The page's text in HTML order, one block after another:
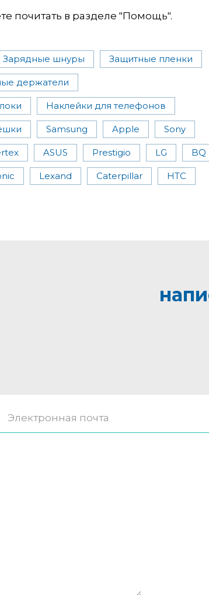
почитать в разделе "Помощь".
Зарядные шнуры Защитные пленки
держатели
Наклейки для телефонов
Samsung Apple Sony
ASUS Prestigio LG BQ
Lexand Caterpillar HTC